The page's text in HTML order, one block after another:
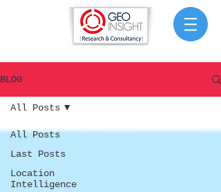
BLOG
All Posts
Last Posts
Location
Intelligence
All Posts